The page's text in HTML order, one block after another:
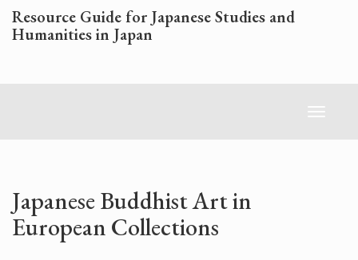
Skip
to
main
Resource Guide for Japanese Studies and
Humanities in Japan
Toggle
Japanese Buddhist Art in
European Collections